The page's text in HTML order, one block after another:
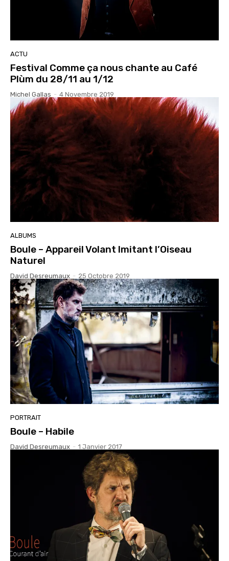
ACTU
Festival Comme ça nous chante au Café
Plùm du 28/11 au 1/12
Michel Gallas - 4 Novembre 2019
ALBUMS
Boule – Appareil Volant Imitant l’Oiseau
Naturel
David Desreumaux - 25 Octobre 2019
PORTRAIT
Boule – Habile
David Desreumaux - 1 Janvier 2017